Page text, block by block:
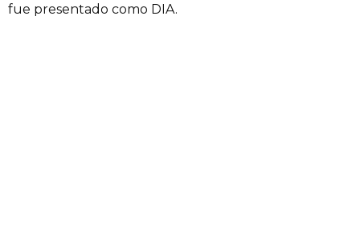
fue presentado como DIA.